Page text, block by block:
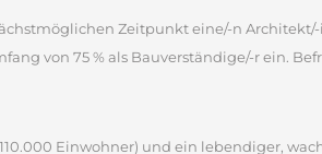
Zeitpunkt eine/-n
von 75 % als Bauverständige/-r ein.
Einwohner) und ein lebendiger,